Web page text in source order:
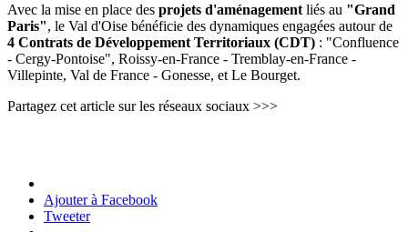
Avec la mise en place des projets d'aménagementliés au "Grand
Paris", le Val d'Oise bénéficie des dynamiques engagées autour de
4 Contrats de Développement Territoriaux (CDT) : "Confluence
- Cergy-Pontoise", Roissy-en-France - Tremblay-en-France -
Villepinte, Val de France - Gonesse, et Le Bourget.
Partagez cet article sur les réseaux sociaux >>>
Ajouter à Facebook
Tweeter